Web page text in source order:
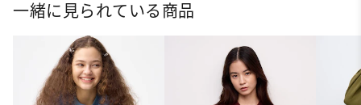
一緒に見られている商品